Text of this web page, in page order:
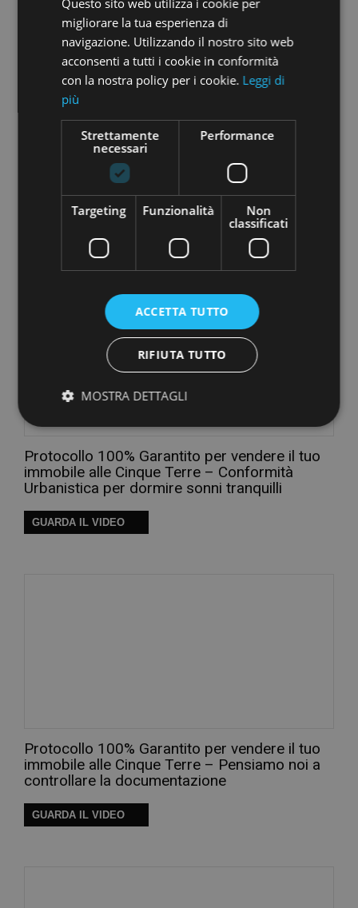
Protocollo 100% Garantito per vendere il tuo
immobile alle Cinque Terre – Conformità
impianti
Protocollo 100% Garantito per vendere il tuo
immobile alle Cinque Terre – Conformità
Urbanistica per dormire sonni tranquilli
GUARDA IL VIDEO
Protocollo 100% Garantito per vendere il tuo
immobile alle Cinque Terre – Pensiamo noi a
controllare la documentazione
GUARDA IL VIDEO
Questo sito web utilizza i cookie per
migliorare la tua esperienza di
navigazione. Utilizzando il nostro sito web
acconsenti a tutti i cookie in conformità
con la nostra policy per i cookie. Leggi di
più
Strettamente
necessari
Performance
Targeting Funzionalità
Non
classificati
ACCETTA TUTTO
RIFIUTA TUTTO
MOSTRA DETTAGLI